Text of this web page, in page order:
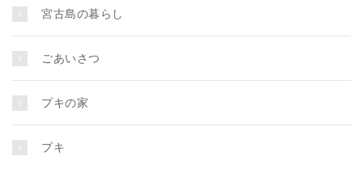
宮古島の暮らし
ごあいさつ
プキの家
プキ